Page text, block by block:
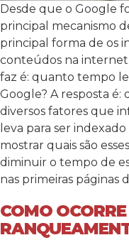
Desde que o Google
principal mecanismo
principal forma de os
conteúdos na
faz é: quanto tempo
Google? A resposta é:
diversos fatores que
leva para ser
mostrar quais são
diminuir o tempo de
nas primeiras páginas
COMO